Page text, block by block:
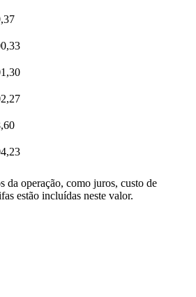
da operação, como juros, custo de
estão incluídas neste valor.